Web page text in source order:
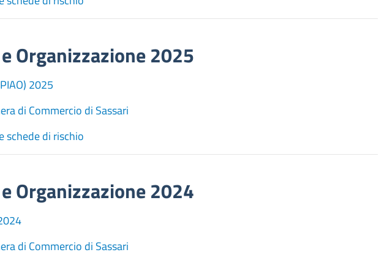
Organizzazione 2025
2025
di Commercio di Sassari
schede di rischio
Organizzazione 2024
di Commercio di Sassari